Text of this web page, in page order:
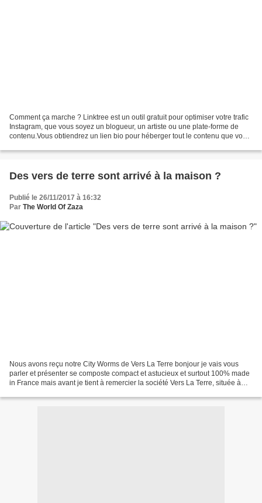
Comment ça marche ? Linktree est un outil gratuit pour optimiser votre trafic
Instagram, que vous soyez un blogueur, un artiste ou une plate-forme de
contenu.Vous obtiendrez un lien bio pour héberger tout le contenu que vous
Des vers de terre sont arrivé à la maison ?
Publié le 26/11/2017 à 16:32
Par The World Of Zaza
Nous avons reçu notre City Worms de Vers La Terre bonjour je vais vous
parler et présenter se composte compact et astucieux et surtout 100% made
in France mais avant je tient à remercier la société Vers La Terre, située à